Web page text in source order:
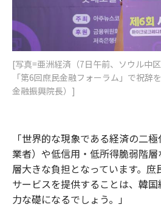
[写真=亜洲経済（7日午前、ソウル中
「第6回庶民金融フォーラム」で祝辞
金融振興院長）]
「世界的な現象である経済の二
業者）や低信用・低所得脆弱階
層大きな負担となっています。
サービスを提供することは、韓
力な礎になるでしょう。」